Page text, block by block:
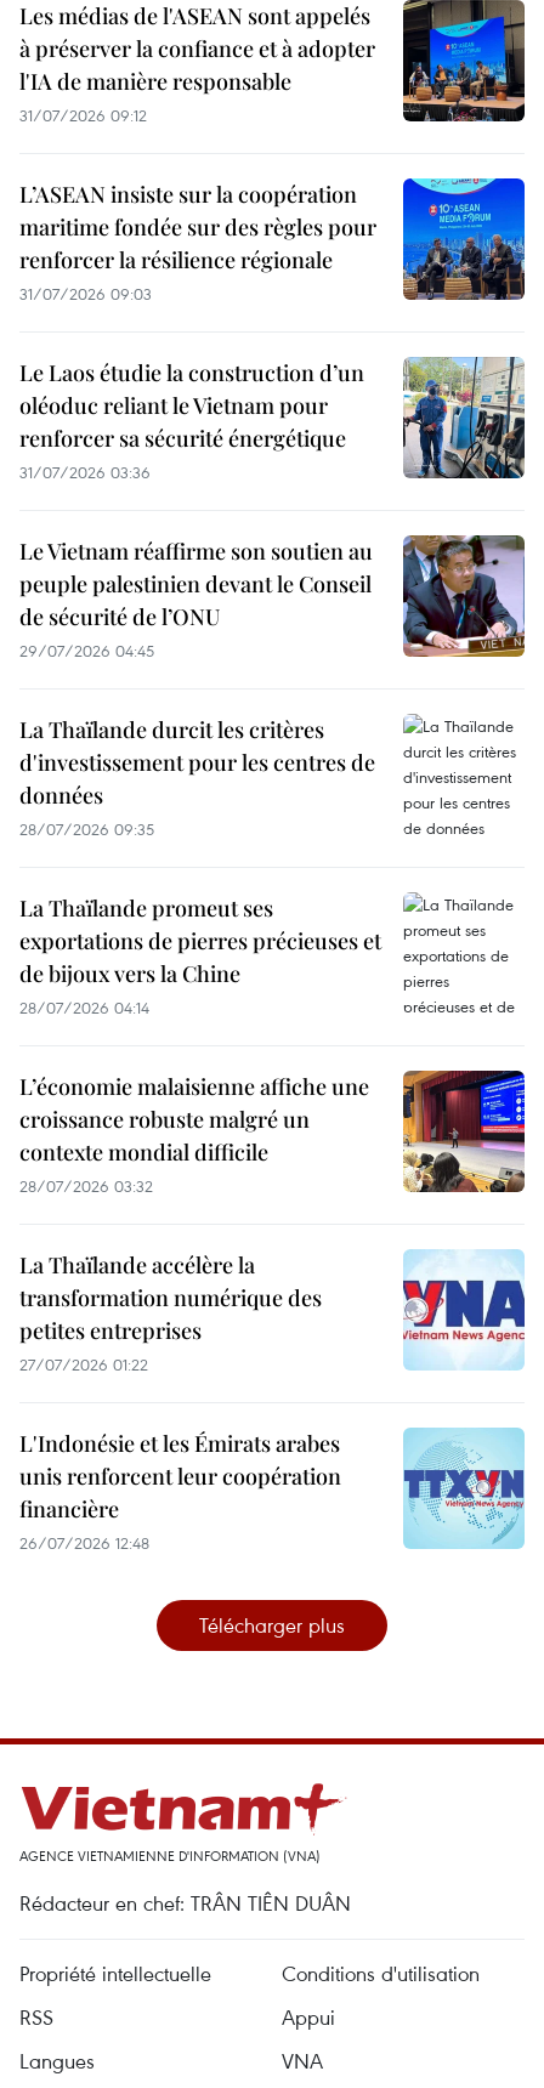
Les médias de l'ASEAN sont appelés
à préserver la confiance et à adopter
l'IA de manière responsable
31/07/2026 09:12
L’ASEAN insiste sur la coopération
maritime fondée sur des règles pour
renforcer la résilience régionale
31/07/2026 09:03
Le Laos étudie la construction d’un
oléoduc reliant le Vietnam pour
renforcer sa sécurité énergétique
31/07/2026 03:36
Le Vietnam réaffirme son soutien au
peuple palestinien devant le Conseil
de sécurité de l’ONU
29/07/2026 04:45
La Thaïlande durcit les critères
d'investissement pour les centres de
données
28/07/2026 09:35
La Thaïlande promeut ses
exportations de pierres précieuses et
de bijoux vers la Chine
28/07/2026 04:14
L’économie malaisienne affiche une
croissance robuste malgré un
contexte mondial difficile
28/07/2026 03:32
La Thaïlande accélère la
transformation numérique des
petites entreprises
27/07/2026 01:22
L'Indonésie et les Émirats arabes
unis renforcent leur coopération
financière
26/07/2026 12:48
Télécharger plus
AGENCE VIETNAMIENNE D'INFORMATION (VNA)
Rédacteur en chef: TRÂN TIÊN DUÂN
Propriété intellectuelle
Conditions d'utilisation
RSS
Appui
Langues
VNA